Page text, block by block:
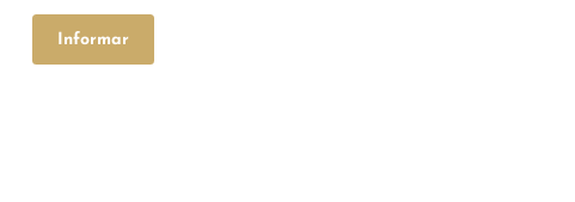
Informar